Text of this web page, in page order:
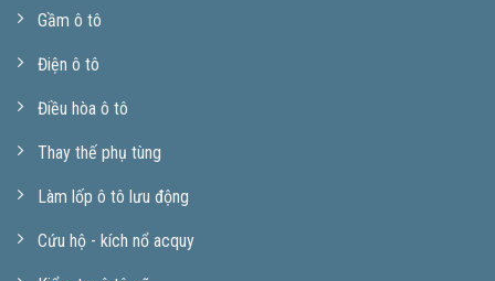
Gầm ô tô
Điện ô tô
Điều hòa ô tô
Thay thế phụ tùng
Làm lốp ô tô lưu động
Cứu hộ - kích nổ acquy